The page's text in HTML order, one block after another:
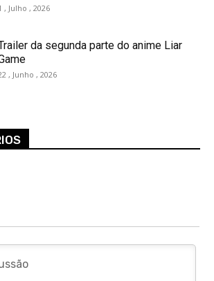
, Julho , 2026
da segunda parte do anime Liar
, Junho , 2026